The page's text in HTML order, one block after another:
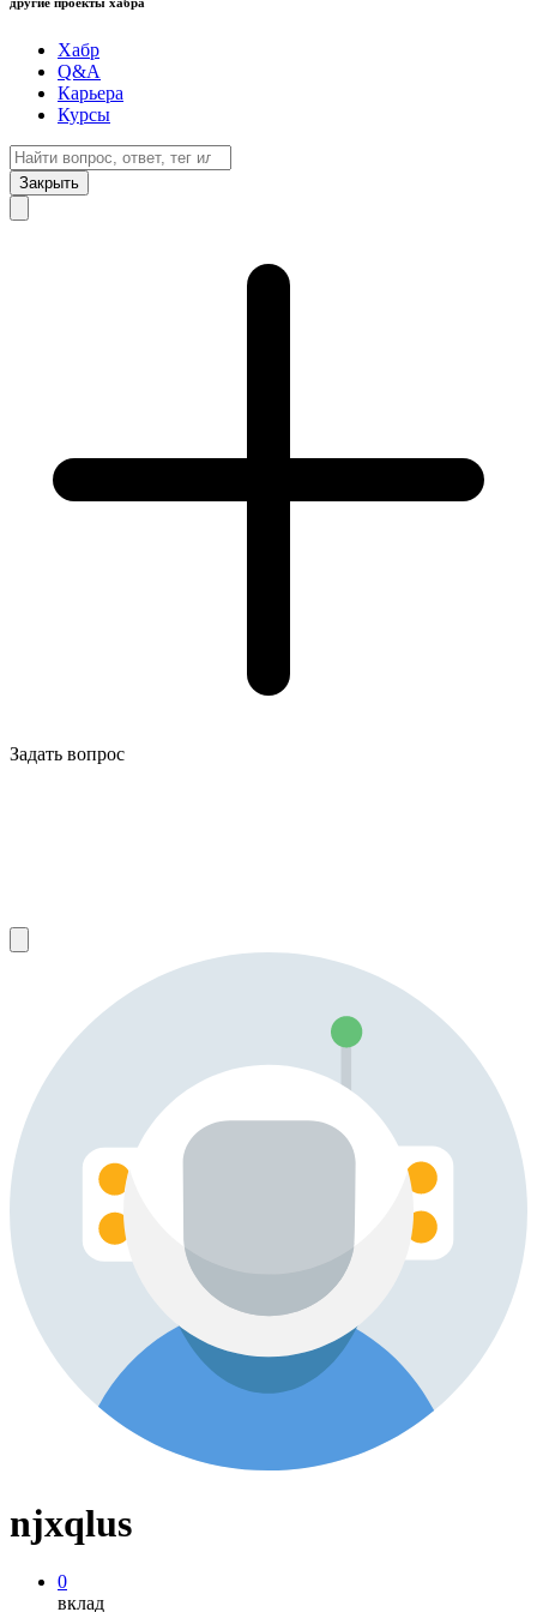
Хабр
Q&A
Карьера
Курсы
Закрыть
Задать вопрос
njxqlus
0
вклад